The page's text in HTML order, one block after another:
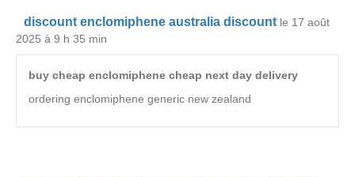
discount enclomiphene australia discount le 17 août
2025 à 9 h 35 min
buy cheap enclomiphene cheap next day delivery
ordering enclomiphene generic new zealand